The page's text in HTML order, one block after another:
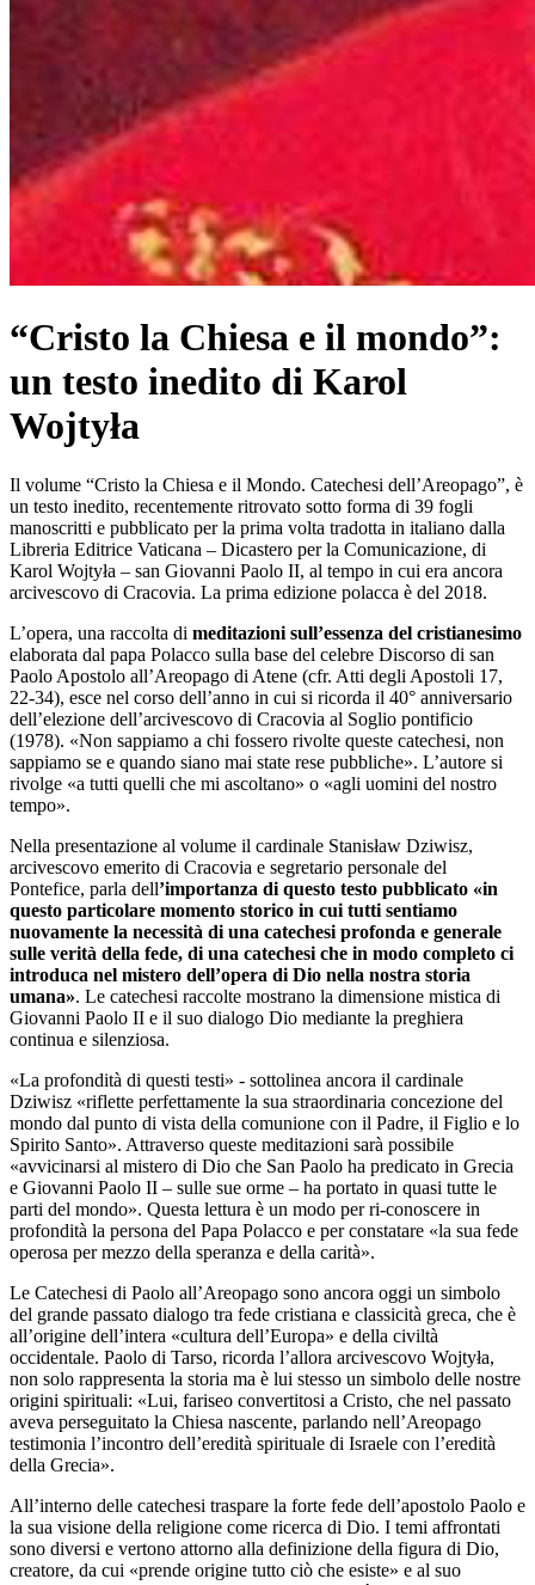
“Cristo la Chiesa e il mondo”:
un testo inedito di Karol
Wojtyła
Il volume “Cristo la Chiesa e il Mondo. Catechesi dell’Areopago”, è
un testo inedito, recentemente ritrovato sotto forma di 39 fogli
manoscritti e pubblicato per la prima volta tradotta in italiano dalla
Libreria Editrice Vaticana – Dicastero per la Comunicazione, di
Karol Wojtyła – san Giovanni Paolo II, al tempo in cui era ancora
arcivescovo di Cracovia. La prima edizione polacca è del 2018.
L’opera, una raccolta di meditazioni sull’essenza del cristianesimo
elaborata dal papa Polacco sulla base del celebre Discorso di san
Paolo Apostolo all’Areopago di Atene (cfr. Atti degli Apostoli 17,
22-34), esce nel corso dell’anno in cui si ricorda il 40° anniversario
dell’elezione dell’arcivescovo di Cracovia al Soglio pontificio
(1978). «Non sappiamo a chi fossero rivolte queste catechesi, non
sappiamo se e quando siano mai state rese pubbliche». L’autore si
rivolge «a tutti quelli che mi ascoltano» o «agli uomini del nostro
tempo».
Nella presentazione al volume il cardinale Stanisław Dziwisz,
arcivescovo emerito di Cracovia e segretario personale del
Pontefice, parla dell’importanza di questo testo pubblicato «in
questo particolare momento storico in cui tutti sentiamo
nuovamente la necessità di una catechesi profonda e generale
sulle verità della fede, di una catechesi che in modo completo ci
introduca nel mistero dell’opera di Dio nella nostra storia
umana». Le catechesi raccolte mostrano la dimensione mistica di
Giovanni Paolo II e il suo dialogo Dio mediante la preghiera
continua e silenziosa.
«La profondità di questi testi» - sottolinea ancora il cardinale
Dziwisz «riflette perfettamente la sua straordinaria concezione del
mondo dal punto di vista della comunione con il Padre, il Figlio e lo
Spirito Santo». Attraverso queste meditazioni sarà possibile
«avvicinarsi al mistero di Dio che San Paolo ha predicato in Grecia
e Giovanni Paolo II – sulle sue orme – ha portato in quasi tutte le
parti del mondo». Questa lettura è un modo per ri-conoscere in
profondità la persona del Papa Polacco e per constatare «la sua fede
operosa per mezzo della speranza e della carità».
Le Catechesi di Paolo all’Areopago sono ancora oggi un simbolo
del grande passato dialogo tra fede cristiana e classicità greca, che è
all’origine dell’intera «cultura dell’Europa» e della civiltà
occidentale. Paolo di Tarso, ricorda l’allora arcivescovo Wojtyła,
non solo rappresenta la storia ma è lui stesso un simbolo delle nostre
origini spirituali: «Lui, fariseo convertitosi a Cristo, che nel passato
aveva perseguitato la Chiesa nascente, parlando nell’Areopago
testimonia l’incontro dell’eredità spirituale di Israele con l’eredità
della Grecia».
All’interno delle catechesi traspare la forte fede dell’apostolo Paolo e
la sua visione della religione come ricerca di Dio. I temi affrontati
sono diversi e vertono attorno alla definizione della figura di Dio,
creatore, da cui «prende origine tutto ciò che esiste» e al suo